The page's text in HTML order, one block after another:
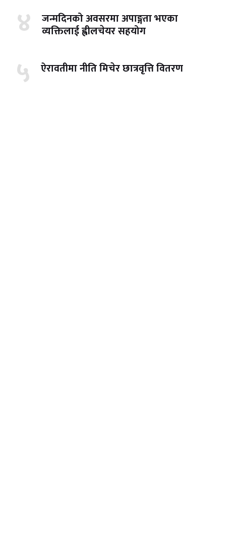
४ जन्मदिनको अवसरमा अपाङ्गता भएका
व्यक्तिलाई ह्वीलचेयर सहयोग
५ ऐरावतीमा नीति मिचेर छात्रवृत्ति वितरण